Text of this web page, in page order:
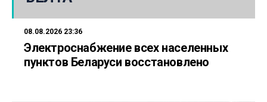
08.08.2026 23:36
Электроснабжение всех населенных
пунктов Беларуси восстановлено